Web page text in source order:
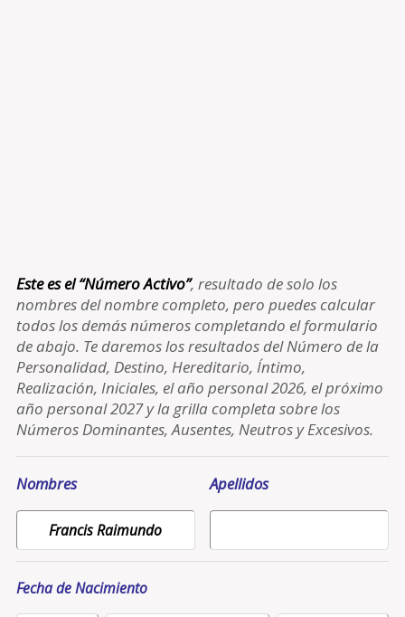
Este es el “Número Activo”, resultado de solo los
nombres del nombre completo, pero puedes calcular
todos los demás números completando el formulario
de abajo. Te daremos los resultados del Número de la
Personalidad, Destino, Hereditario, Íntimo,
Realización, Iniciales, el año personal 2026, el próximo
año personal 2027 y la grilla completa sobre los
Números Dominantes, Ausentes, Neutros y Excesivos.
Nombres Apellidos
Fecha de Nacimiento